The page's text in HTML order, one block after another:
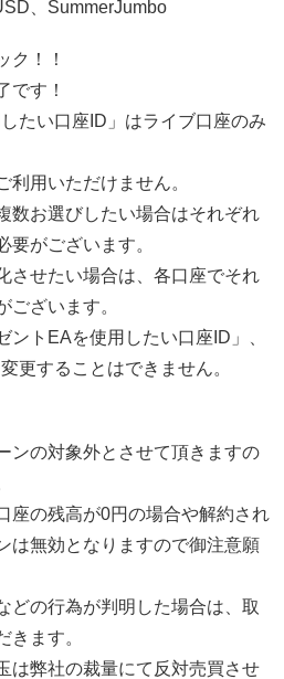
、SummerJumbo
ク！！
です！
たい口座ID」はライブ口座のみ
利用いただけません。
数お選びしたい場合はそれぞれ
要がございます。
させたい場合は、各口座でそれ
ございます。
トEAを使用したい口座ID」、
更することはできません。
ンの対象外とさせて頂きますの
座の残高が0円の場合や解約され
は無効となりますので御注意願
どの行為が判明した場合は、取
きます。
は弊社の裁量にて反対売買させ